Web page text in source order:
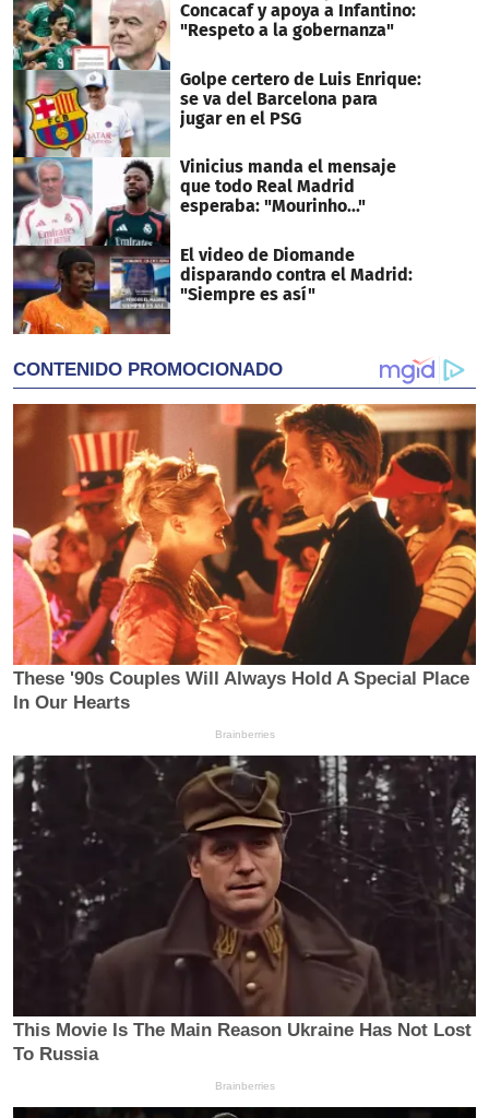
Concacaf y apoya a Infantino:
"Respeto a la gobernanza"
Golpe certero de Luis Enrique:
se va del Barcelona para
jugar en el PSG
Vinicius manda el mensaje
que todo Real Madrid
esperaba: "Mourinho..."
El video de Diomande
disparando contra el Madrid:
"Siempre es así"